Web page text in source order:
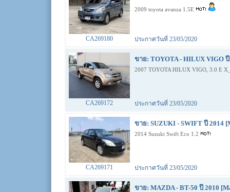
2009 toyota avanza 1.5E
CA269180 ประกาศวันที่ 23/05/2020
ขาย: TOYOTA - HILUX VIGO
2007 TOYOTA HILUX VIGO, 3.0 E
CA269172 ประกาศวันที่ 23/05/2020
ขาย: SUZUKI - SWIFT ปี 2014
2014 Suzuki Swift Eco 1.2
CA269171 ประกาศวันที่ 23/05/2020
ขาย: MAZDA - BT-50 ปี 2010